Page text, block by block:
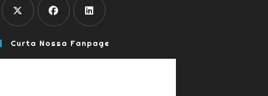
em
uma
em
uma
em
uma
Curta Nossa Fanpage